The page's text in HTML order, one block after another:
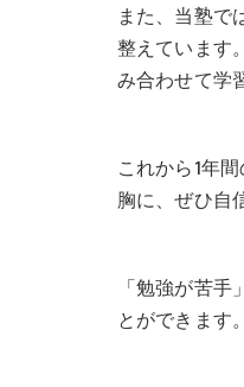
また、当塾で
整えています
み合わせて学
これから1年
胸に、ぜひ自
「勉強が苦
とができます